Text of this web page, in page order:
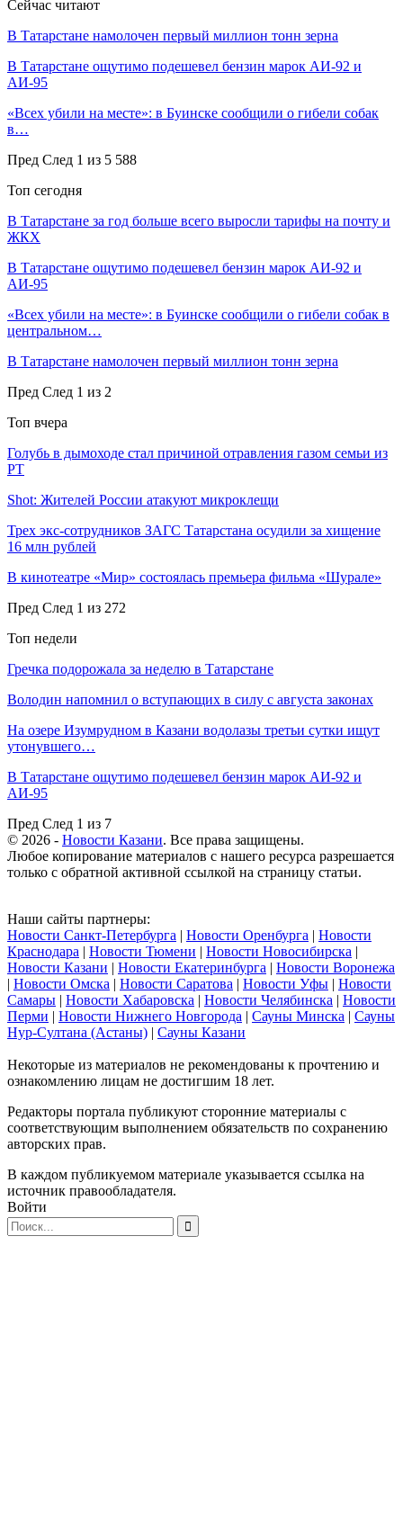
Сейчас читают
В Татарстане намолочен первый миллион тонн зерна
В Татарстане ощутимо подешевел бензин марок АИ-92 и
АИ-95
«Всех убили на месте»: в Буинске сообщили о гибели собак
в…
Пред След 1 из 5 588
Топ сегодня
В Татарстане за год больше всего выросли тарифы на почту и
ЖКХ
В Татарстане ощутимо подешевел бензин марок АИ-92 и
АИ-95
«Всех убили на месте»: в Буинске сообщили о гибели собак в
центральном…
В Татарстане намолочен первый миллион тонн зерна
Пред След 1 из 2
Топ вчера
Голубь в дымоходе стал причиной отравления газом семьи из
РТ
Shot: Жителей России атакуют микроклещи
Трех экс-сотрудников ЗАГС Татарстана осудили за хищение
16 млн рублей
В кинотеатре «Мир» состоялась премьера фильма «Шурале»
Пред След 1 из 272
Топ недели
Гречка подорожала за неделю в Татарстане
Володин напомнил о вступающих в силу с августа законах
На озере Изумрудном в Казани водолазы третьи сутки ищут
утонувшего…
В Татарстане ощутимо подешевел бензин марок АИ-92 и
АИ-95
Пред След 1 из 7
© 2026 - Новости Казани. Все права защищены.
Любое копирование материалов с нашего ресурса разрешается
только с обратной активной ссылкой на страницу статьи.
Наши сайты партнеры:
Новости Санкт-Петербурга | Новости Оренбурга | Новости
Краснодара | Новости Тюмени | Новости Новосибирска |
Новости Казани | Новости Екатеринбурга | Новости Воронежа
| Новости Омска | Новости Саратова | Новости Уфы | Новости
Самары | Новости Хабаровска | Новости Челябинска | Новости
Перми | Новости Нижнего Новгорода | Сауны Минска | Сауны
Нур-Султана (Астаны) | Сауны Казани
Некоторые из материалов не рекомендованы к прочтению и
ознакомлению лицам не достигшим 18 лет.
Редакторы портала публикуют сторонние материалы с
соответствующим выполнением обязательств по сохранению
авторских прав.
В каждом публикуемом материале указывается ссылка на
источник правообладателя.
Войти